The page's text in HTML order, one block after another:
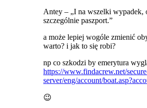
Antey – „I na wszelki wypadek,
szczególnie paszport.”
a może lepiej wogóle zmienić
warto? i jak to się robi?
np co szkodzi by emerytura
https://www.findacrew.net/
server/eng/account/
😉